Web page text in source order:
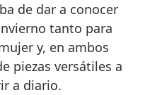
de dar a conocer
tanto para
y, en ambos
piezas versátiles a
a diario.